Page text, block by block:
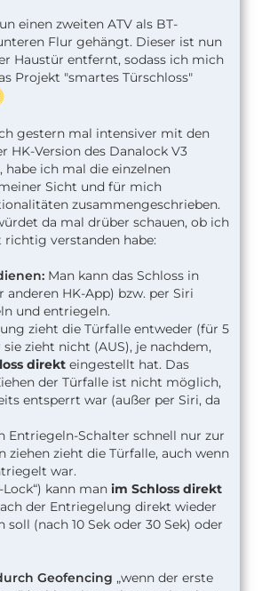
einen zweiten ATV als BT-
Flur gehängt. Dieser ist nun
Haustür entfernt, sodass ich mich
Projekt "smartes Türschloss"
gestern mal intensiver mit den
HK-Version des Danalock V3
habe ich mal die einzelnen
Sicht und für mich
zusammengeschrieben.
da mal drüber schauen, ob ich
richtig verstanden habe:
Man kann das Schloss in
anderen HK-App) bzw. per Siri
und entriegeln.
zieht die Türfalle entweder (für 5
sie zieht nicht (AUS), je nachdem,
direkt eingestellt hat. Das
der Türfalle ist nicht möglich,
entsperrt war (außer per Siri, da
Entriegeln-Schalter schnell nur zur
ziehen zieht die Türfalle, auch wenn
war.
kann man im Schloss direkt
der Entriegelung direkt wieder
(nach 10 Sek oder 30 Sek) oder
Geofencing „wenn der erste